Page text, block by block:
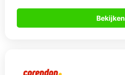
Bekijken